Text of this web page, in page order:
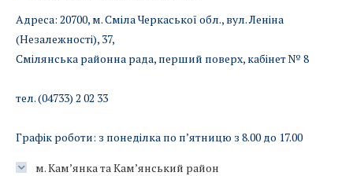
Адреса: 20700, м. Сміла Черкаської обл., вул. Леніна
(Незалежності), 37,
Смілянська районна рада, перший поверх, кабінет № 8
тел. (04733) 2 02 33
Графік роботи: з понеділка по п’ятницю з 8.00 до 17.00
м. Кам’янка та Кам’янський район